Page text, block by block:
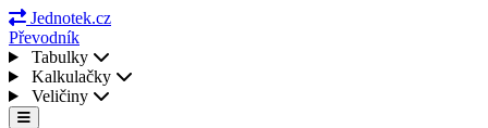
Jednotek.cz
Převodník
Tabulky
Kalkulačky
Veličiny